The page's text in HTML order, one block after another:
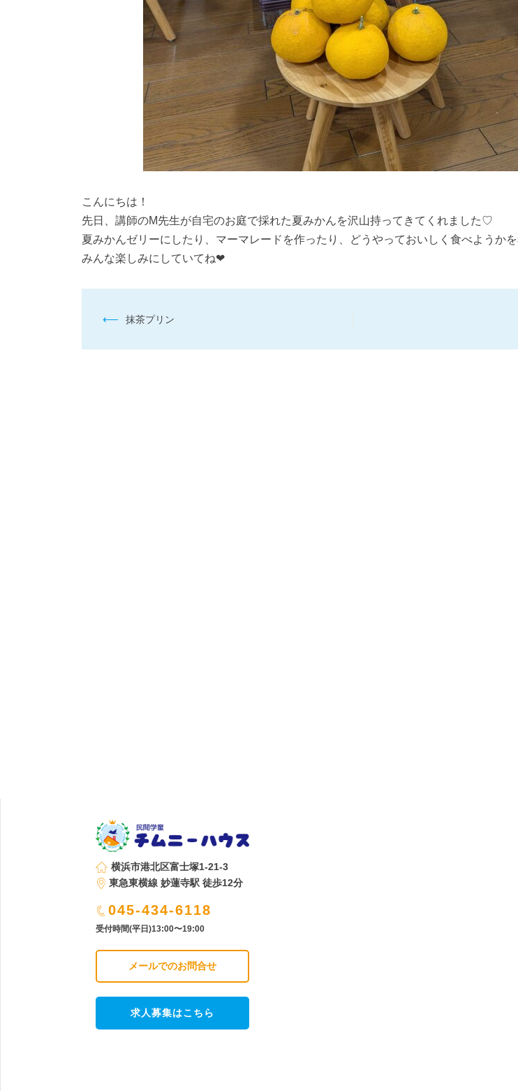
こんにちは！
先日、講師のM先生が自宅のお庭で採れた夏みかんを沢山持ってきてくれました♡
夏みかんゼリーにしたり、マーマレードを作ったり、どうやっておいしく食べようか
みんな楽しみにしていてね❤
投
ナ
⟵ 抹茶プリン
横浜市港北区富士塚1-21-3
東急東横線 妙蓮寺駅 徒歩12分
045-434-6118
受付時間(平日)13:00〜19:00
メールでのお問合せ
求人募集はこちら